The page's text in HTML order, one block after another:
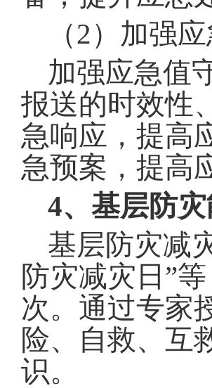
（2）加强
加强应急值
报送的时效性
急响应，提高
急预案，提高
4、基层防
基层防灾减
防灾减灾日 ”
次。 通过专家
险、自救、互
识。